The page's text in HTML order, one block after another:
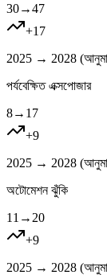
30→47
+17
2025 → 2028 (
পর্যবেক্ষিত এক্সপোজার
8→ 17
+9
2025 → 2028 (
অটোমেশন ঝুঁকি
11 → 20
+9
2025 → 2028 (